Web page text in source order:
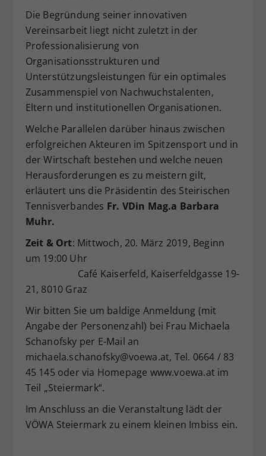
Die Begründung seiner innovativen
Vereinsarbeit liegt nicht zuletzt in der
Professionalisierung von
Organisationsstrukturen und
Unterstützungsleistungen für ein optimales
Zusammenspiel von Nachwuchstalenten,
Eltern und institutionellen Organisationen.
Welche Parallelen darüber hinaus zwischen
erfolgreichen Akteuren im Spitzensport und in
der Wirtschaft bestehen und welche neuen
Herausforderungen es zu meistern gilt,
erläutert uns die Präsidentin des Steirischen
Tennisverbandes Fr. VDin Mag.a Barbara
Muhr.
Zeit & Ort: Mittwoch, 20. März 2019, Beginn
um 19:00 Uhr
Café Kaiserfeld, Kaiserfeldgasse 19-
21, 8010 Graz
Wir bitten Sie um baldige Anmeldung (mit
Angabe der Personenzahl) bei Frau Michaela
Schanofsky per E-Mail an
michaela.schanofsky@voewa.at, Tel. 0664 / 83
45 145 oder via Homepage www.voewa.at im
Teil „Steiermark“.
Im Anschluss an die Veranstaltung lädt der
VÖWA Steiermark zu einem kleinen Imbiss ein.
Dieser Wert speichert Ihre Consent-
Einstellungen. Unter anderem eine
zufällig generierte ID, für die
historische Speicherung Ihrer
vorgenommen Einstellungen, falls der
Webseiten-Betreiber dies eingestellt
hat.